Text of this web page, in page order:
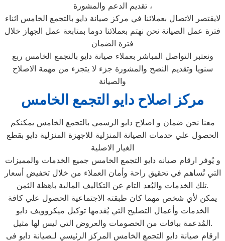
تقديم الدعم والمشورة ،
لايقتصر الاتصال بعملائنا في مركز صيانة دايو بالتجمع الخامس اثناء
فترة عمل الصيانة نحن نهتم بعملائنا دوما بمتابعة عمل الجهاز خلال
فترة الضمان
ونعتبر التواصل المباشر بعملاء صيانة دايو بالتجمع الخامس ربع
سنويا وتقديم النصح والمشورة جزء لا يتجزء من مهمة الاصلاح
والصيانة
مركز اصلاح دايو التجمع الخامس
معنا نحن ضمان و اصلاح دايو الرسمي بالتجمع الخامس يمكنكم
الحصول علي خدمات الصيانة المنزلية للاجهزة المنزلية دايو بقطع
الغيار الاصلية
و يُوفر ارقام صيانه دايو التجمع الخامس جميع الخدمات والمميزات
التي تُساهم في تحقيق راحة وأمان العملاء من خلال تخفيض أسعار
تلك الخدمات والبُعد التام عن التكاليف المالية باهظة الثمن.
يمكن لأي شخص مهما كان طبقته الاجتماعية الحصول علي كافة
الخدمات وأعمال التصليح التي يُقدمها توكيل ميكروويف دايو
المُدعمة بباقات من الخصومات والعروض التي ليس لها مثيل.
ارقام صيانة دايو التجمع الخامس المركز الرئيسي لـصيانة دايو فى